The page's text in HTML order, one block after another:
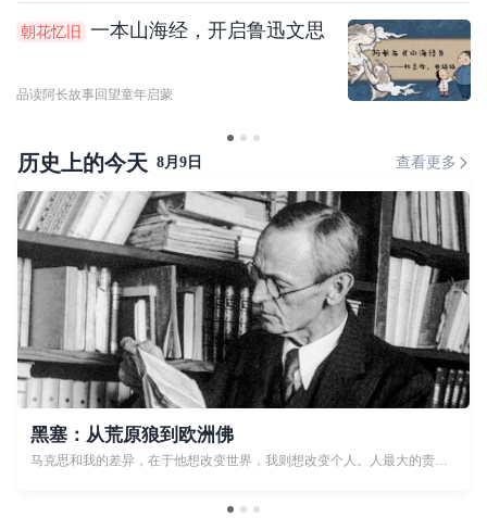
朝花忆旧 一本山海经，开启鲁迅文思
品读阿长故事回望童年启蒙
历史上的今天 8月9日 查看更多
黑塞：从荒原狼到欧洲佛
马克思和我的差异，在于他想改变世界，我则想改变个人。人最大的责任是完成自我，把仅有一次的人生过好。